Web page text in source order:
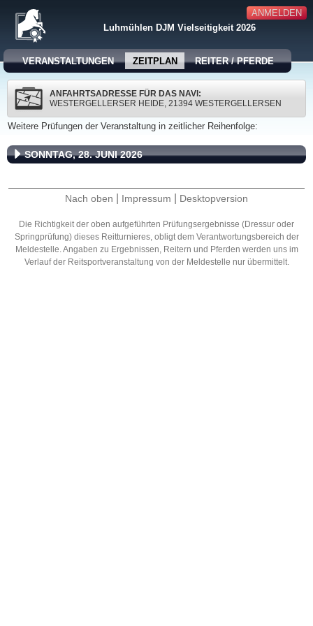
ANMELDEN
Luhmühlen DJM Vielseitigkeit 2026
VERANSTALTUNGEN ZEITPLAN REITER / PFERDE
ANFAHRTSADRESSE FÜR DAS NAVI:
WESTERGELLERSER HEIDE, 21394 WESTERGELLERSEN
Weitere Prüfungen der Veranstaltung in zeitlicher Reihenfolge:
SONNTAG, 28. JUNI 2026
Nach oben Impressum Desktopversion
Die Richtigkeit der oben aufgeführten Prüfungsergebnisse (Dressur oder
Springprüfung) dieses Reitturnieres, obligt dem Verantwortungsbereich der
Meldestelle. Angaben zu Ergebnissen, Reitern und Pferden werden uns im
Verlauf der Reitsportveranstaltung von der Meldestelle nur übermittelt.